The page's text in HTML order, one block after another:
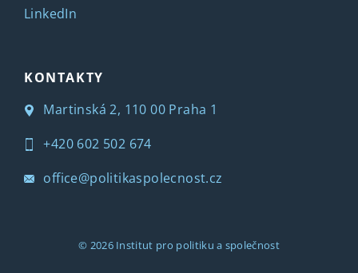
LinkedIn
KONTAKTY
Martinská 2, 110 00 Praha 1
+420 602 502 674
office@politikaspolecnost.cz
© 2026 Institut pro politiku a společnost